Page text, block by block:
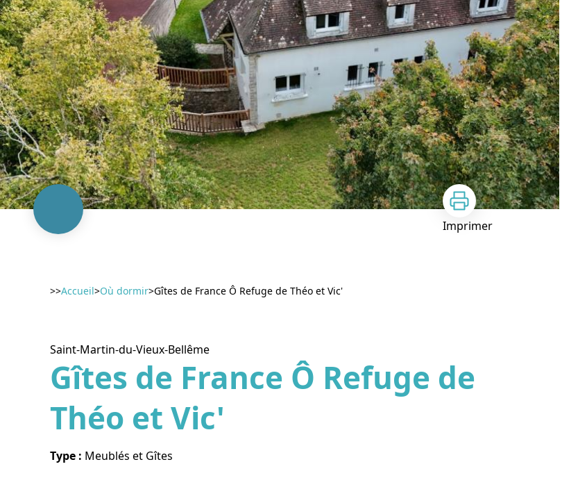
Imprimer
>>Accueil>Où dormir>Gîtes de France Ô Refuge de Théo et Vic'
Saint-Martin-du-Vieux-Bellême
Gîtes de France Ô Refuge de
Théo et Vic'
Type : Meublés et Gîtes